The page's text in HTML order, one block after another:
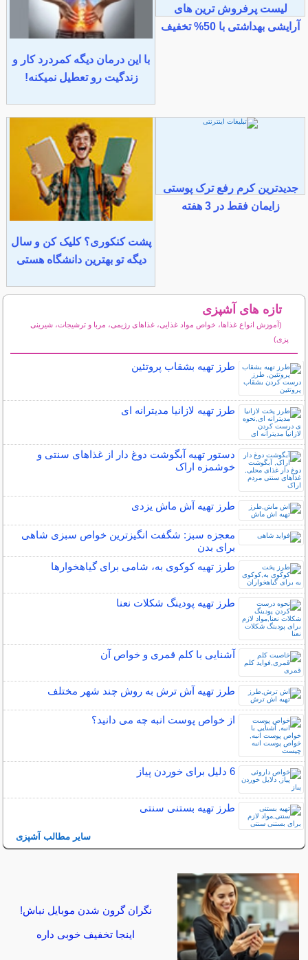
لیست پرفروش ترین های
آرایشی بهداشتی با 50% تخفیف
با این درمان دیگه کمردرد کار و
زندگیت رو تعطیل نمیکنه!
جدیدترین کرم رفع ترک پوستی
زایمان فقط در 3 هفته
پشت کنکوری؟ کلیک کن و سال
دیگه تو بهترین دانشگاه هستی
تازه های آشپزی
(آموزش انواع غذاها، خواص مواد غذایی، غذاهای رژیمی، مربا و ترشیجات، شیرینی
پزی)
طرز تهیه بشقاب پروتئین
طرز تهیه لازانیا مدیترانه ای
دستور تهیه آبگوشت دوغ دار از غذاهای سنتی و
خوشمزه اراک
طرز تهیه آش ماش یزدی
معجزه سبز: شگفت انگیزترین خواص سبزی شاهی
برای بدن
طرز تهیه کوکوی به، شامی برای گیاهخوارها
طرز تهیه پودینگ شکلات نعنا
آشنایی با کلم قمری و خواص آن
طرز تهیه آش ترش به روش چند شهر مختلف
از خواص پوست انبه چه می دانید؟
6 دلیل برای خوردن پیاز
طرز تهیه بستنی سنتی
سایر مطالب آشپزی
نگران گرون شدن موبایل نباش!
اینجا تخفیف خوبی داره